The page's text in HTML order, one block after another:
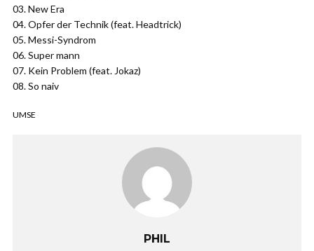
03. New Era
04. Opfer der Technik (feat. Headtrick)
05. Messi-Syndrom
06. Super mann
07. Kein Problem (feat. Jokaz)
08. So naiv
UMSE
PHIL